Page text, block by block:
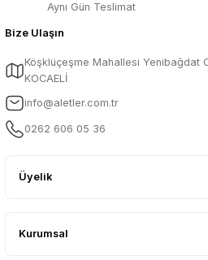
Aynı Gün Teslimat
Bize Ulaşın
Köşklüçeşme Mahallesi Yenibağdat
KOCAELİ
info@aletler.com.tr
0262 606 05 36
Üyelik
Kurumsal